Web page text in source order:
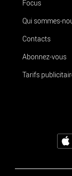
Focus
Qui sommes-
Contacts
Abonnez-vous
Tarifs